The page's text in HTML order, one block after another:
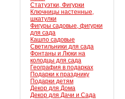
Статуэтки, Фигурки
Ключницы настенные,
шкатулки
Фигуры садовые, фигурки
для сада
Кашпо садовые
Светильники для сада
Фонтаны и Люки на
колодцы для сада
География в подарках
Подарки к празднику
Подарки детям
Декор для Дома
Декор для Дачи и Сада